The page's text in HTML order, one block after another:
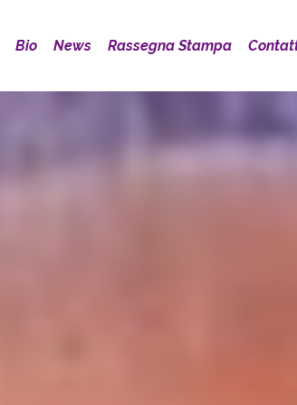
Bio News Rassegna Stampa